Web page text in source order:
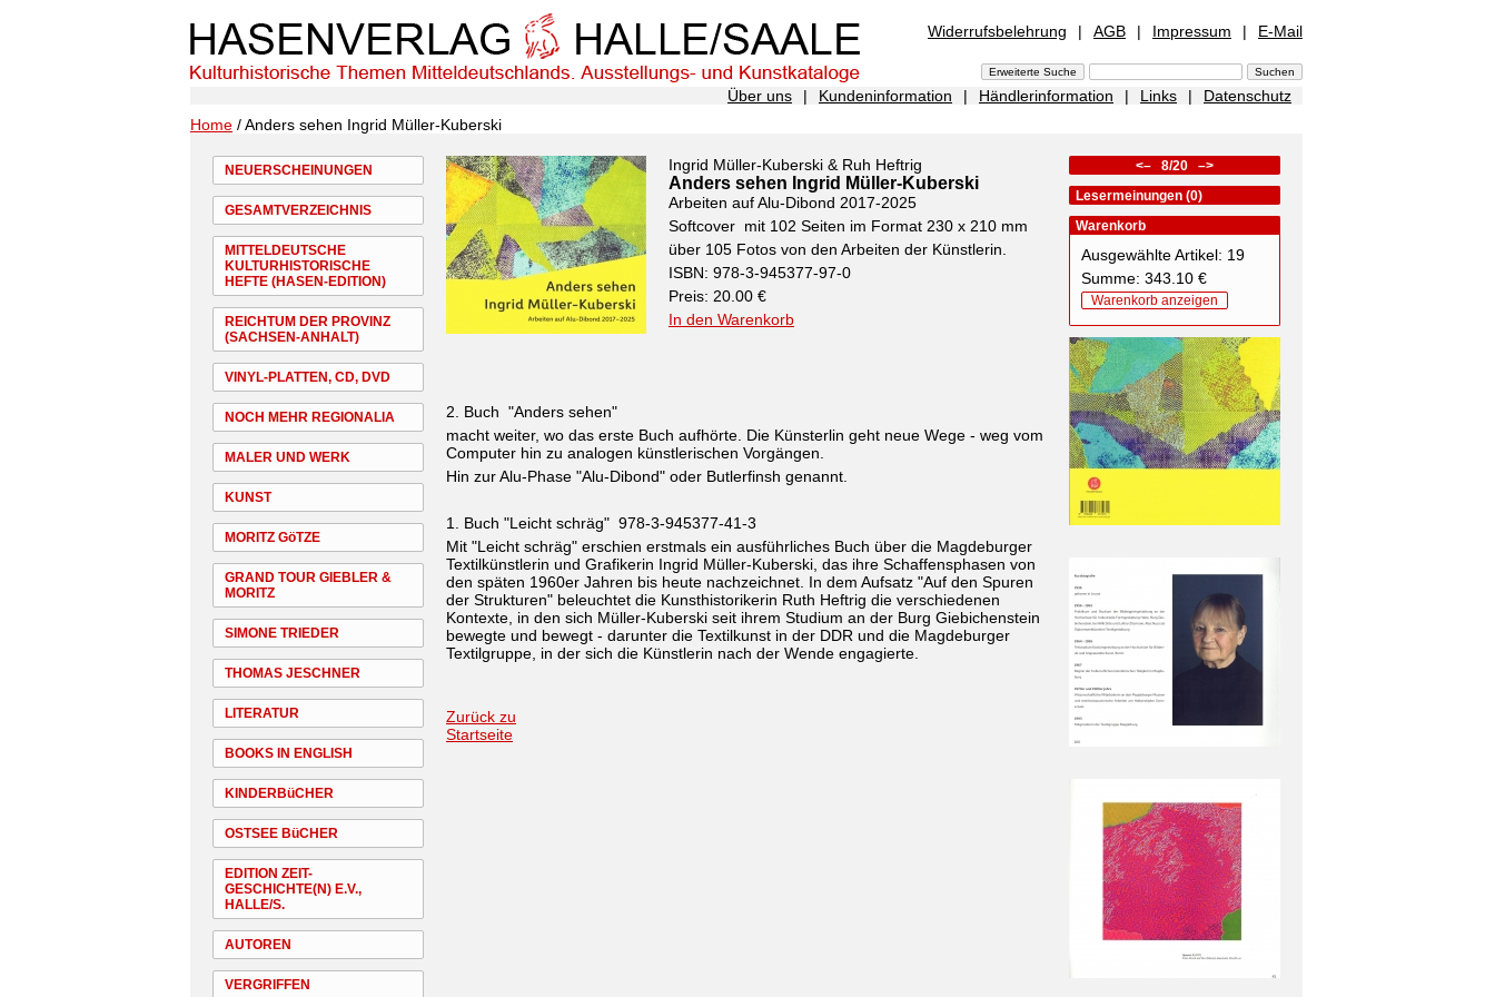
Widerrufsbelehrung | AGB | Impressum | E-Mail
Über uns | Kundeninformation | Händlerinformation | Links |
Datenschutz
Home / Anders sehen Ingrid Müller-Kuberski
NEUERSCHEINUNGEN
GESAMTVERZEICHNIS
MITTELDEUTSCHE
KULTURHISTORISCHE
HEFTE (HASEN-EDITION)
REICHTUM DER PROVINZ
(SACHSEN-ANHALT)
VINYL-PLATTEN, CD, DVD
NOCH MEHR REGIONALIA
MALER UND WERK
KUNST
MORITZ GöTZE
GRAND TOUR GIEBLER &
MORITZ
SIMONE TRIEDER
THOMAS JESCHNER
LITERATUR
BOOKS IN ENGLISH
KINDERBüCHER
OSTSEE BüCHER
EDITION ZEIT-
GESCHICHTE(N) E.V.,
HALLE/S.
AUTOREN
VERGRIFFEN
Ingrid Müller-Kuberski & Ruh Heftrig
Anders sehen Ingrid Müller-Kuberski
Arbeiten auf Alu-Dibond 2017-2025
Softcover mit 102 Seiten im Format 230 x 210 mm
über 105 Fotos von den Arbeiten der Künstlerin.
ISBN: 978-3-945377-97-0
Preis: 20.00 €
In den Warenkorb
2. Buch "Anders sehen"
macht weiter, wo das erste Buch aufhörte. Die Künsterlin geht neue Wege - weg vom
Computer hin zu analogen künstlerischen Vorgängen.
Hin zur Alu-Phase "Alu-Dibond" oder Butlerfinsh genannt.
1. Buch "Leicht schräg" 978-3-945377-41-3
Mit "Leicht schräg" erschien erstmals ein ausführliches Buch über die Magdeburger
Textilkünstlerin und Grafikerin Ingrid Müller-Kuberski, das ihre Schaffensphasen von
den späten 1960er Jahren bis heute nachzeichnet. In dem Aufsatz "Auf den Spuren
der Strukturen" beleuchtet die Kunsthistorikerin Ruth Heftrig die verschiedenen
Kontexte, in den sich Müller-Kuberski seit ihrem Studium an der Burg Giebichenstein
bewegte und bewegt - darunter die Textilkunst in der DDR und die Magdeburger
Textilgruppe, in der sich die Künstlerin nach der Wende engagierte.
Zurück zu
Startseite
<– 8/20 –>
Lesermeinungen (0)
Warenkorb
Ausgewählte Artikel: 19
Summe: 343.10 €
Warenkorb anzeigen